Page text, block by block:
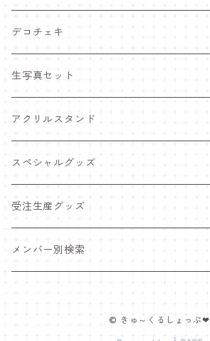
デコチェキ
25夏 衣装
25.5 セーラー服
25.4 きゅ～くま
25新体制 衣装
25.2 メンカラ交換！メイド服
生写真セット
25夏 衣装
25.5 セーラー服
25.4 きゅ～くま
25新体制 衣装
アクリルスタンド
25.5 セーラー服
25.4 きゅ～くま
25新体制 衣装
スペシャルグッズ
ワンマンライブグッズ
ペンライト
受注生産グッズ
推しTシャツ
メンバー別検索
© きゅ～くるしょっぷ❤